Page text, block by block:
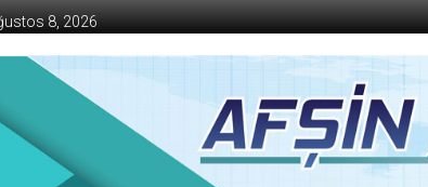
8, 2026